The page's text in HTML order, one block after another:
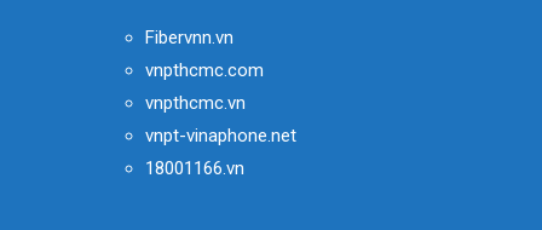
Fibervnn.vn
vnpthcmc.com
vnpthcmc.vn
vnpt-vinaphone.net
18001166.vn